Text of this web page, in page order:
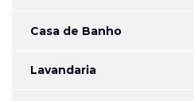
Casa de Banho
Lavandaria